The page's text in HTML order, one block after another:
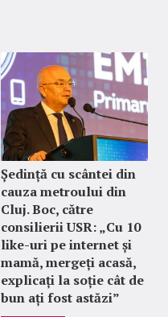
Ședință cu scântei din
cauza metroului din
Cluj. Boc, către
consilierii USR: „Cu 10
like-uri pe internet și
mamă, mergeți acasă,
explicați la soție cât de
bun ați fost astăzi”